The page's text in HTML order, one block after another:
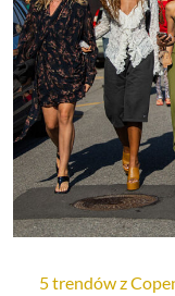
5 trendów z